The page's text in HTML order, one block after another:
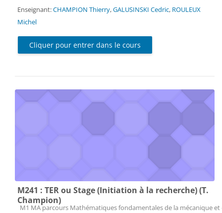
Enseignant:CHAMPION Thierry,GALUSINSKI Cedric, ROULEUX
Michel
Cliquer pour entrer dans le cours
M241 : TER ou Stage (Initiation à la recherche) (T.
Champion)
Catégorie de cours
M1 MA parcours Mathématiques fondamentales de la mécanique